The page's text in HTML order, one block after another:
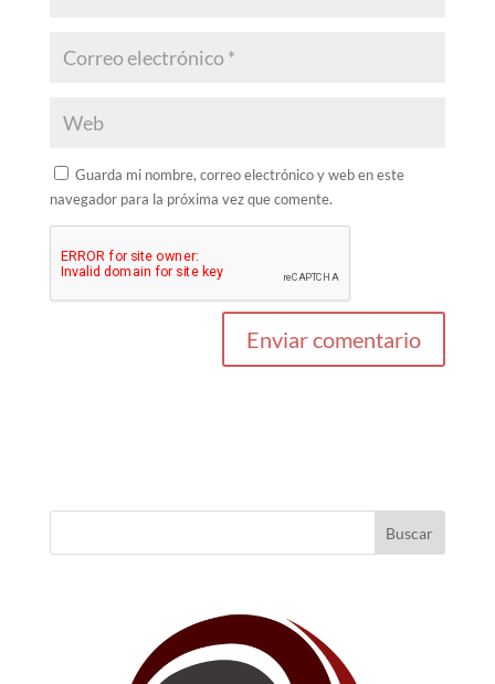
Guarda mi nombre, correo electrónico y web en este
navegador para la próxima vez que comente.